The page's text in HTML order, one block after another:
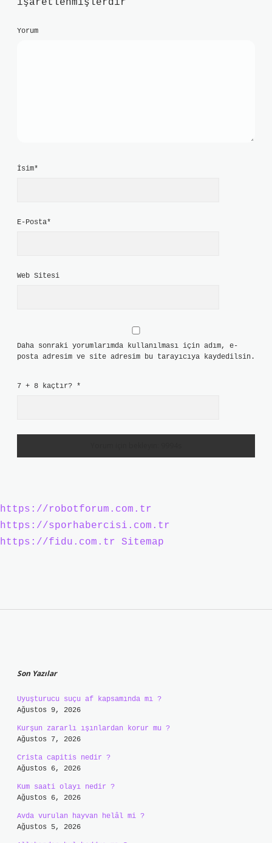
işaretlenmişlerdir
Yorum
İsim*
E-Posta*
Web Sitesi
Daha sonraki yorumlarımda kullanılması için adım, e-
posta adresim ve site adresim bu tarayıcıya kaydedilsin.
7 + 8 kaçtır? *
https://robotforum.com.tr
https://sporhabercisi.com.tr
https://fidu.com.tr
Sitemap
Son Yazılar
Uyuşturucu suçu af kapsamında mı ?
Ağustos 9, 2026
Kurşun zararlı ışınlardan korur mu ?
Ağustos 7, 2026
Crista capitis nedir ?
Ağustos 6, 2026
Kum saati olayı nedir ?
Ağustos 6, 2026
Avda vurulan hayvan helâl mi ?
Ağustos 5, 2026